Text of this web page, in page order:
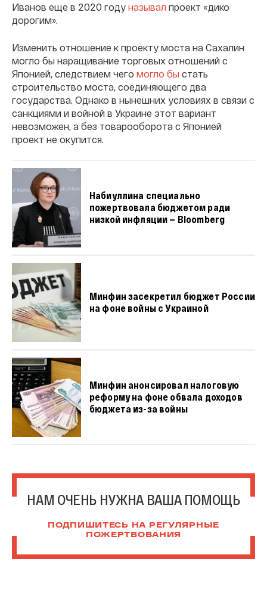
Иванов еще в 2020 году называл проект «дико
дорогим».
Изменить отношение к проекту моста на Сахалин
могло бы наращивание торговых отношений с
Японией, следствием чего могло бы стать
строительство моста, соединяющего два
государства. Однако в нынешних условиях в связи с
санкциями и войной в Украине этот вариант
невозможен, а без товарооборота с Японией
проект не окупится.
Набиуллина специально
пожертвовала бюджетом ради
низкой инфляции — Bloomberg
Минфин засекретил бюджет России
на фоне войны с Украиной
Минфин анонсировал налоговую
реформу на фоне обвала доходов
бюджета из-за войны
НАМ ОЧЕНЬ НУЖНА ВАША ПОМОЩЬ
ПОДПИШИТЕСЬ НА РЕГУЛЯРНЫЕ
ПОЖЕРТВОВАНИЯ